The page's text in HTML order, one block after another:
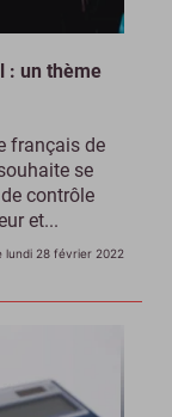
: un thème
français de
se
contrôle
et...
lundi 28 février 2022